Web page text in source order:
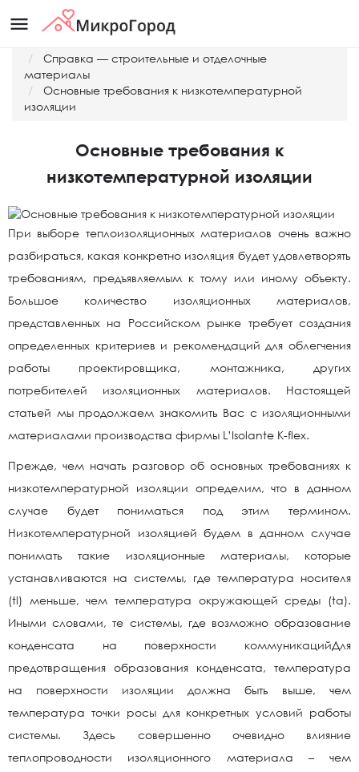
menu
Справка — строительные и отделочные
материалы
Основные требования к низкотемпературной
изоляции
Основные требования к
низкотемпературной изоляции
При выборе теплоизоляционных материалов очень важно
разбираться, какая конкретно изоляция будет удовлетворять
требованиям, предъявляемым к тому или иному объекту.
Большое количество изоляционных материалов,
представленных на Российском рынке требует создания
определенных критериев и рекомендаций для облегчения
работы проектировщика, монтажника, других
потребителей изоляционных материалов. Настоящей
статьей мы продолжаем знакомить Вас с изоляционными
материалами производства фирмы L’Isolante K-flex.
Прежде, чем начать разговор об основных требованиях к
низкотемпературной изоляции определим, что в данном
случае будет пониматься под этим термином.
Низкотемпературной изоляцией будем в данном случае
понимать такие изоляционные материалы, которые
устанавливаются на системы, где температура носителя
(tl) меньше, чем температура окружающей среды (ta).
Иными словами, те системы, где возможно образование
конденсата на поверхности коммуникацийДля
предотвращения образования конденсата, температура
на поверхности изоляции должна быть выше, чем
температура точки росы для конкретных условий работы
системы. Здесь совершенно очевидно влияние
теплопроводности изоляционного материала – чем